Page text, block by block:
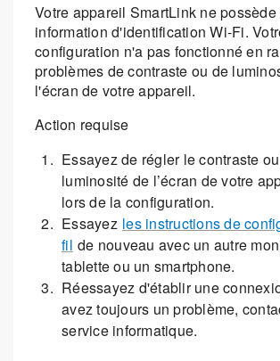
Votre appareil SmartLink ne
information d'identification Wi-Fi.
configuration n'a pas fonctionné en
problèmes de contraste ou de
l'écran de votre appareil.
Action requise
Essayez de régler le contraste
luminosité de l’écran de votre
lors de la configuration.
Essayez les instructions de
fil de nouveau avec un autre
tablette ou un smartphone.
Réessayez d'établir une
avez toujours un problème,
service informatique.